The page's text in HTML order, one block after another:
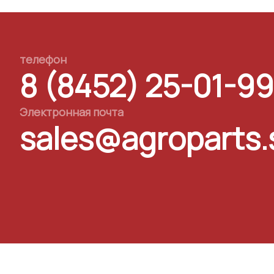
телефон
8 (8452) 25-01-99
Электронная почта